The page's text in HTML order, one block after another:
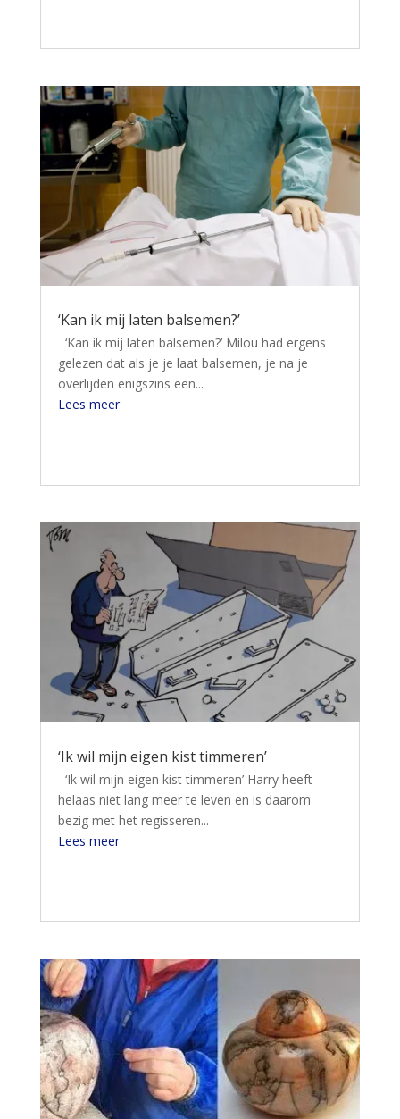
‘Kan ik mij laten balsemen?’
‘Kan ik mij laten balsemen?’ Milou had ergens
gelezen dat als je je laat balsemen, je na je
overlijden enigszins een...
Lees meer
‘Ik wil mijn eigen kist timmeren’
‘Ik wil mijn eigen kist timmeren’ Harry heeft
helaas niet lang meer te leven en is daarom
bezig met het regisseren...
Lees meer